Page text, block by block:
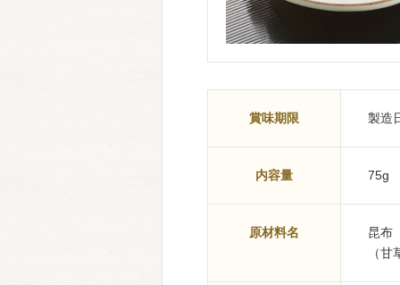
賞味期限 製造
内容量 75g
原材料名
昆布
（